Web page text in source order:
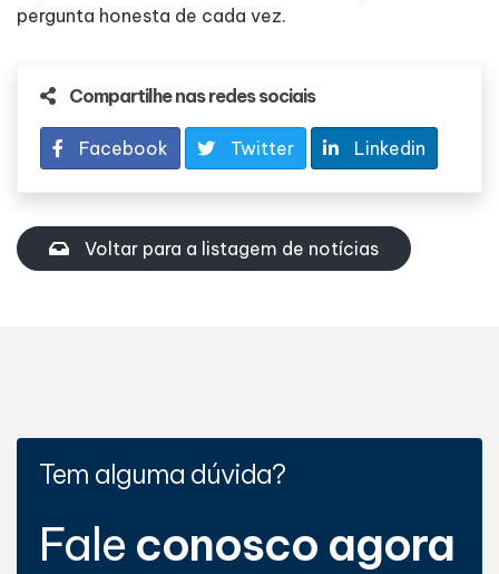
pergunta honesta de cada vez.
Compartilhe nas redes sociais
Facebook Twitter Linkedin
Voltar para a listagem de notícias
Tem alguma dúvida?
Fale conosco agora